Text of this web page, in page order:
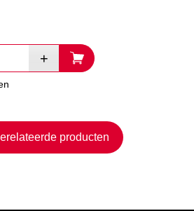
producten